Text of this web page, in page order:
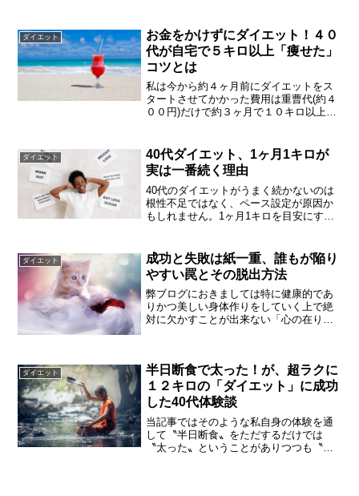
います。そこで40代絶対痩せる方法！3か
月で10キロ痩せたダイエット1週間目の失
敗談とのことでお話していきます。
ダイエット
お金をかけずにダイエット！４０
代が自宅で５キロ以上「痩せた」
コツとは
私は今から約４ヶ月前にダイエットをス
タートさせてかかった費用は重曹代(約４
００円)だけで約３ヶ月で１０キロ以上体
ト！４０代が自宅で五キロ以上ダイエッ
トに成功するコツ〟ということで何かお
話できればと思っています。
ダイエット
40代ダイエット、1ヶ月1キロが
実は一番続く理由
40代のダイエットがうまく続かないのは
根性不足ではなく、ペース設定が原因か
もしれません。1ヶ月1キロを目安にする
ダイエット
成功と失敗は紙一重、誰もが陥り
やすい罠とその脱出方法
弊ブログにおきましては特に健康的であ
りかつ美しい身体作りをしていく上で絶
対に欠かすことが出来ない「心の在り
一に考えております。そこで、今回は
「成功と失敗は紙一重」ということでお
話を進めていけたらと思っています。
ダイエット
半日断食で太った！が、超ラクに
１２キロの「ダイエット」に成功
した40代体験談
当記事ではそのような私自身の体験を通
して〝半日断食〟をただするだけでは
〝太った〟ということがありつつも〝半